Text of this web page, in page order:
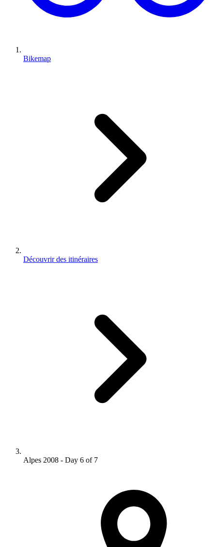
Bikemap
Découvrir des itinéraires
Alpes 2008 - Day 6 of 7